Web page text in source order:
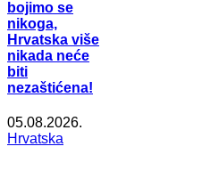
bojimo se
nikoga,
Hrvatska više
nikada neće
biti
nezaštićena!
05.08.2026.
Hrvatska